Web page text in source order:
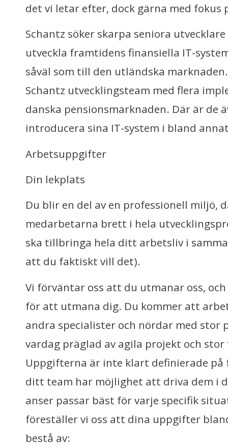
det vi letar efter, dock gärna med fokus
Schantz söker skarpa seniora
utveckla framtidens finansiella IT-
såväl som till den utländska
Schantz utvecklingsteam med flera
danska pensionsmarknaden. Där är de
introducera sina IT-system i bland
Arbetsuppgifter
Din lekplats
Du blir en del av en professionell miljö,
medarbetarna brett i hela
ska tillbringa hela ditt arbetsliv i
att du faktiskt vill det).
Vi förväntar oss att du utmanar oss, och
för att utmana dig. Du kommer att
andra specialister och nördar med stor
vardag präglad av agila projekt och
Uppgifterna är inte klart definierade på
ditt team har möjlighet att driva dem i
anser passar bäst för varje specifik
föreställer vi oss att dina uppgifter
bestå av: